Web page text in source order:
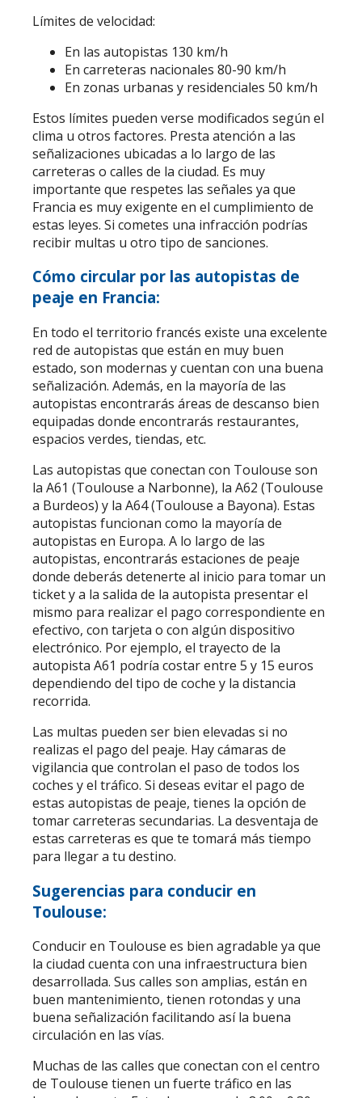
Límites de velocidad:
En las autopistas 130 km/h
En carreteras nacionales 80-90 km/h
En zonas urbanas y residenciales 50 km/h
Estos límites pueden verse modificados según el
clima u otros factores. Presta atención a las
señalizaciones ubicadas a lo largo de las
carreteras o calles de la ciudad. Es muy
importante que respetes las señales ya que
Francia es muy exigente en el cumplimiento de
estas leyes. Si cometes una infracción podrías
recibir multas u otro tipo de sanciones.
Cómo circular por las autopistas de
peaje en Francia:
En todo el territorio francés existe una excelente
red de autopistas que están en muy buen
estado, son modernas y cuentan con una buena
señalización. Además, en la mayoría de las
autopistas encontrarás áreas de descanso bien
equipadas donde encontrarás restaurantes,
espacios verdes, tiendas, etc.
Las autopistas que conectan con Toulouse son
la A61 (Toulouse a Narbonne), la A62 (Toulouse
a Burdeos) y la A64 (Toulouse a Bayona). Estas
autopistas funcionan como la mayoría de
autopistas en Europa. A lo largo de las
autopistas, encontrarás estaciones de peaje
donde deberás detenerte al inicio para tomar un
ticket y a la salida de la autopista presentar el
mismo para realizar el pago correspondiente en
efectivo, con tarjeta o con algún dispositivo
electrónico. Por ejemplo, el trayecto de la
autopista A61 podría costar entre 5 y 15 euros
dependiendo del tipo de coche y la distancia
recorrida.
Las multas pueden ser bien elevadas si no
realizas el pago del peaje. Hay cámaras de
vigilancia que controlan el paso de todos los
coches y el tráfico. Si deseas evitar el pago de
estas autopistas de peaje, tienes la opción de
tomar carreteras secundarias. La desventaja de
estas carreteras es que te tomará más tiempo
para llegar a tu destino.
Sugerencias para conducir en
Toulouse:
Conducir en Toulouse es bien agradable ya que
la ciudad cuenta con una infraestructura bien
desarrollada. Sus calles son amplias, están en
buen mantenimiento, tienen rotondas y una
buena señalización facilitando así la buena
circulación en las vías.
Muchas de las calles que conectan con el centro
de Toulouse tienen un fuerte tráfico en las